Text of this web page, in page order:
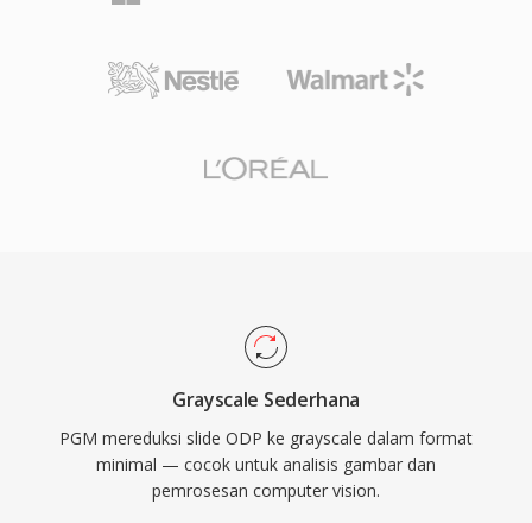
Grayscale Sederhana
PGM mereduksi slide ODP ke grayscale dalam format
minimal — cocok untuk analisis gambar dan
pemrosesan computer vision.